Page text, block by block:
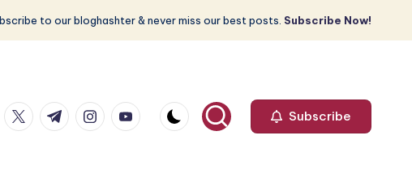
to our bloghashter & never miss our best posts. Subscribe Now!
twitter.com
t.me instagram.com
youtube.com Subscribe